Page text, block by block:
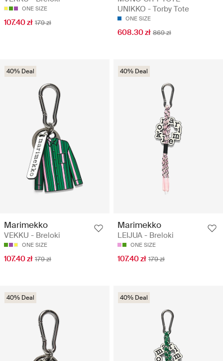
ONE SIZE
107.40 zł 179 zł
UNIKKO - Torby Tote
ONE SIZE
608.30 zł 869 zł
40% Deal
Marimekko
VEKKU - Breloki
ONE SIZE
107.40 zł 179 zł
40% Deal
Marimekko
LEIJUA - Breloki
ONE SIZE
107.40 zł 179 zł
40% Deal 40% Deal